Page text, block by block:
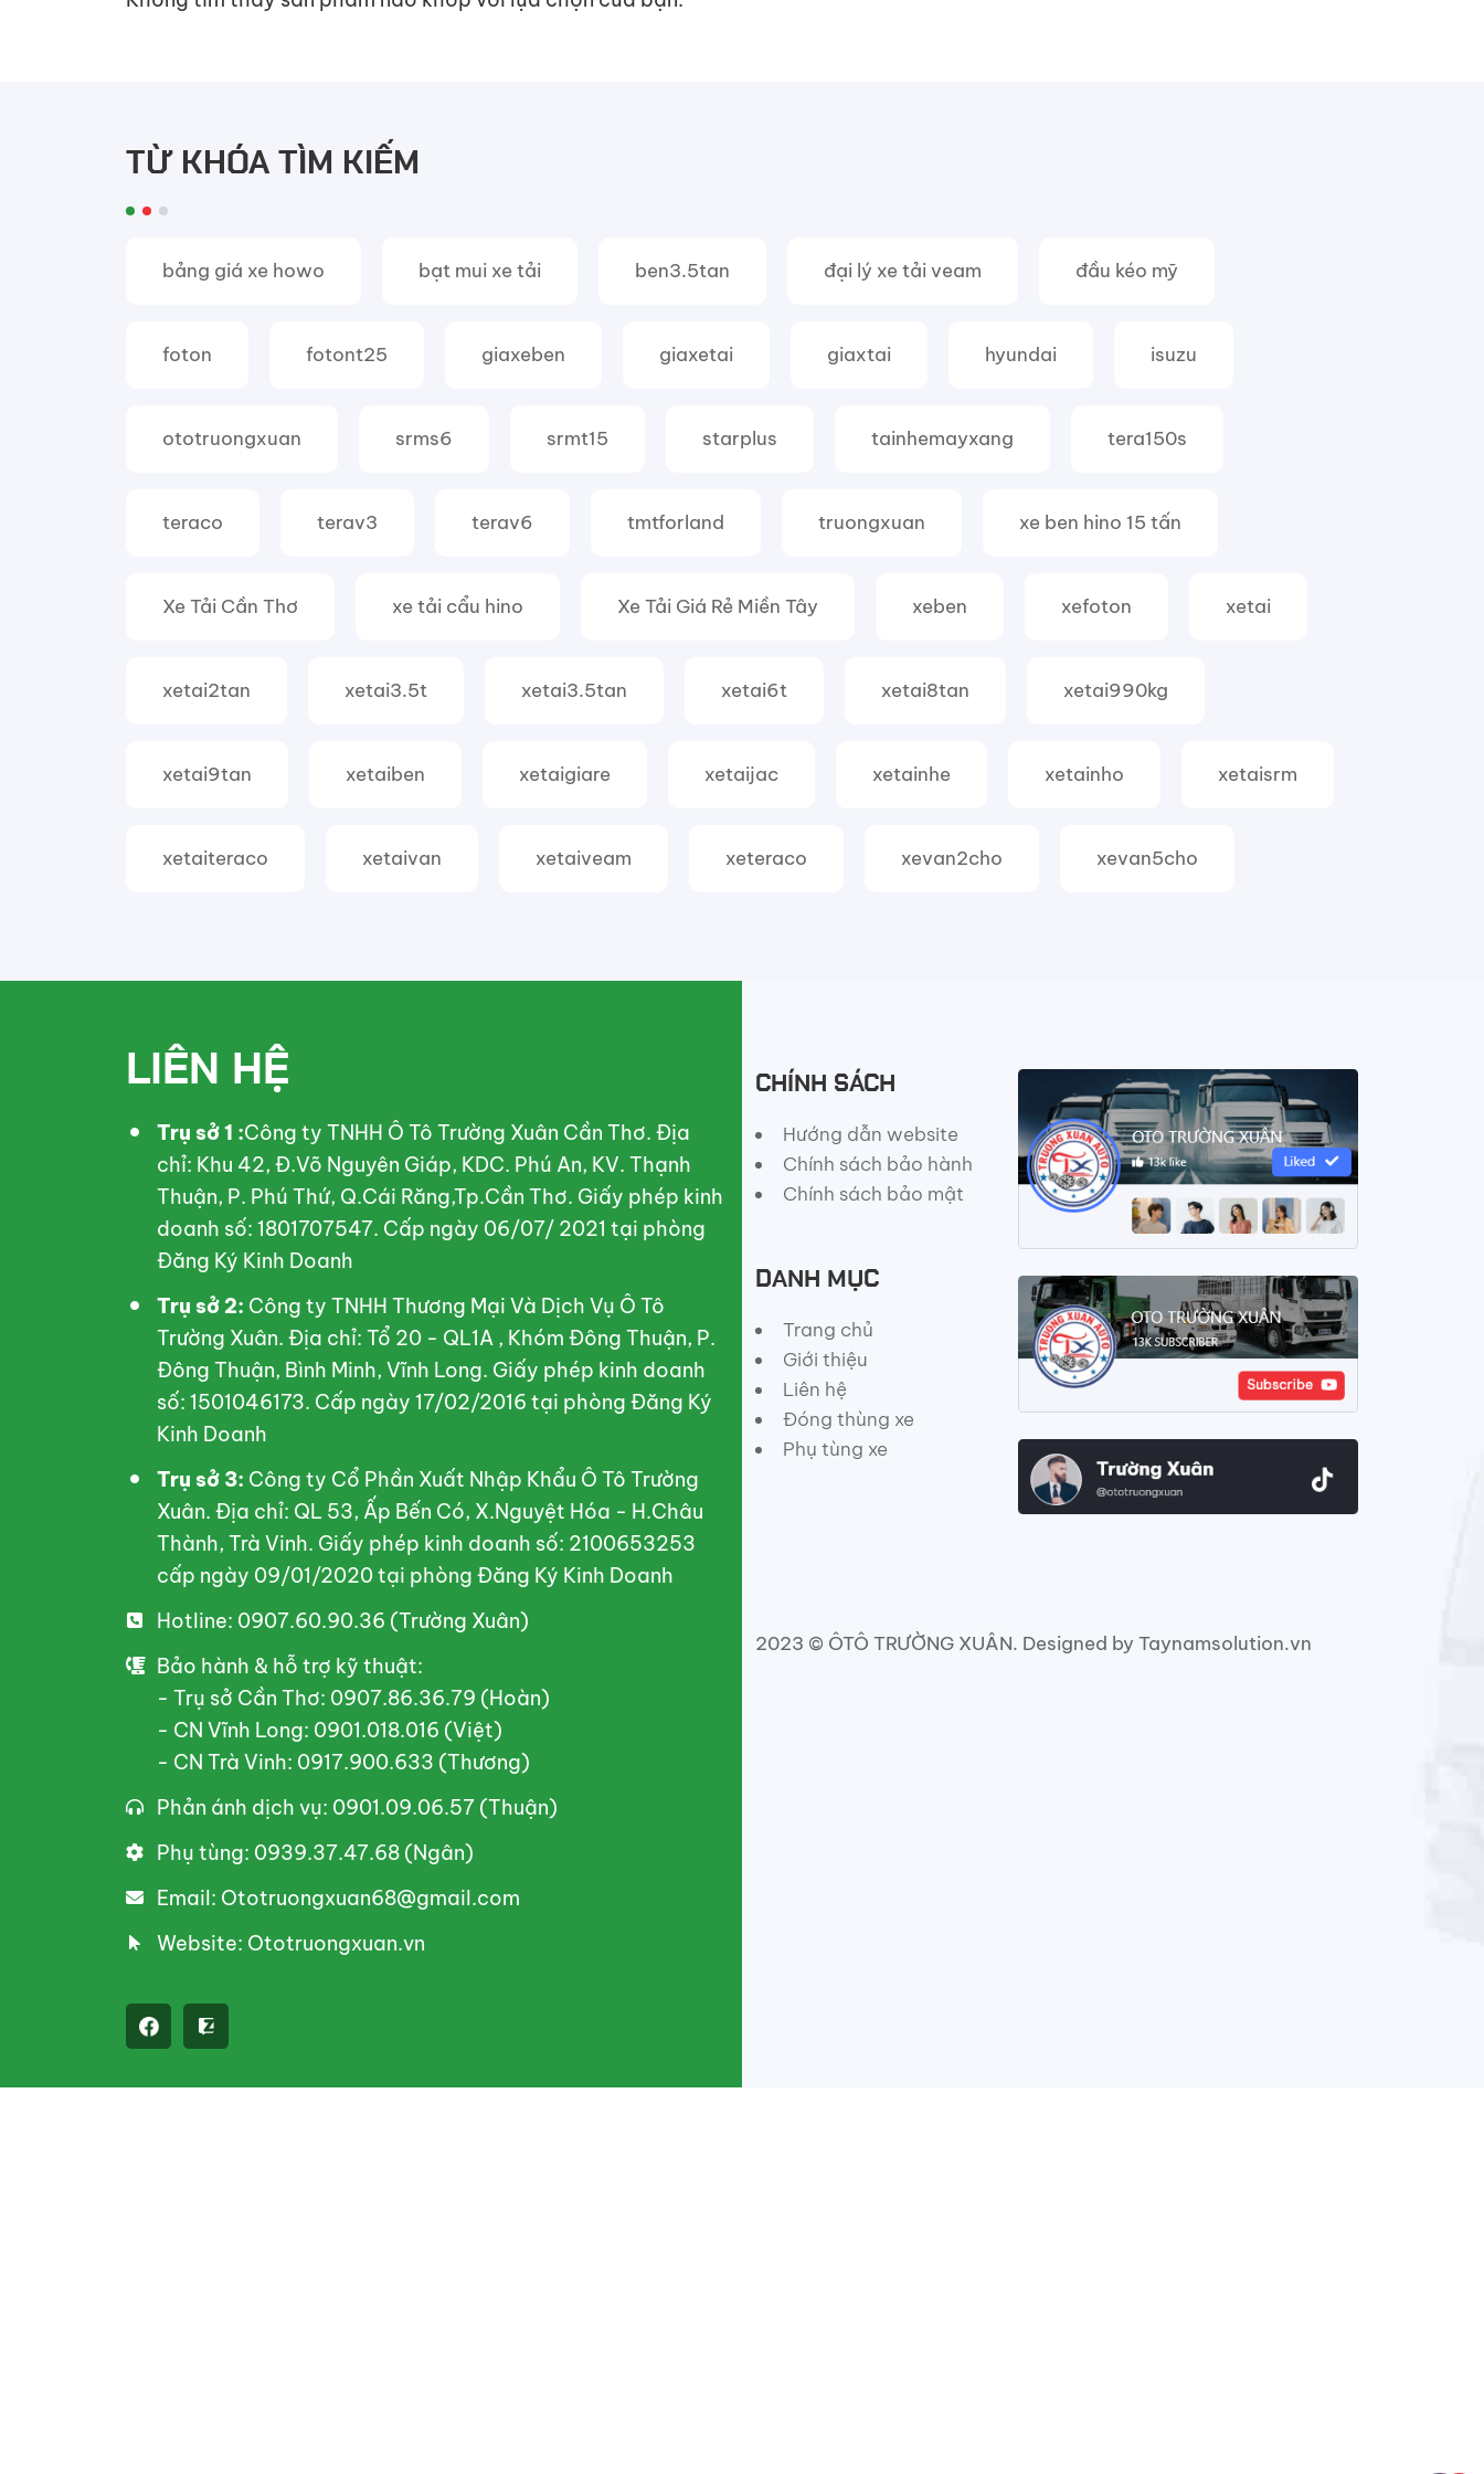
TỪ KHÓA TÌM KIẾM
bảng giá xe howo bạt mui xe tải ben3.5tan đại lý xe tải veam đầu kéo mỹ
foton fotont25 giaxeben giaxetai giaxtai hyundai isuzu
ototruongxuan srms6 srmt15 starplus tainhemayxang tera150s
teraco terav3 terav6 tmtforland truongxuan xe ben hino 15 tấn
Xe Tải Cần Thơ xe tải cẩu hino Xe Tải Giá Rẻ Miền Tây xeben xefoton xetai
xetai2tan xetai3.5t xetai3.5tan xetai6t xetai8tan xetai990kg
xetai9tan xetaiben xetaigiare xetaijac xetainhe xetainho xetaisrm
xetaiteraco xetaivan xetaiveam xeteraco xevan2cho xevan5cho
LIÊN HỆ
Trụ sở 1 :Công ty TNHH Ô Tô Trường Xuân Cần Thơ. Địa
chỉ: Khu 42, Đ.Võ Nguyên Giáp, KDC. Phú An, KV. Thạnh
Thuận, P. Phú Thứ, Q.Cái Răng,Tp.Cần Thơ. Giấy phép kinh
doanh số: 1801707547. Cấp ngày 06/07/ 2021 tại phòng
Đăng Ký Kinh Doanh
Trụ sở 2: Công ty TNHH Thương Mại Và Dịch Vụ Ô Tô
Trường Xuân. Địa chỉ: Tổ 20 - QL1A , Khóm Đông Thuận, P.
Đông Thuận, Bình Minh, Vĩnh Long. Giấy phép kinh doanh
số: 1501046173. Cấp ngày 17/02/2016 tại phòng Đăng Ký
Kinh Doanh
Trụ sở 3: Công ty Cổ Phần Xuất Nhập Khẩu Ô Tô Trường
Xuân. Địa chỉ: QL 53, Ấp Bến Có, X.Nguyệt Hóa - H.Châu
Thành, Trà Vinh. Giấy phép kinh doanh số: 2100653253
cấp ngày 09/01/2020 tại phòng Đăng Ký Kinh Doanh
Hotline: 0907.60.90.36 (Trường Xuân)
Bảo hành & hỗ trợ kỹ thuật:
- Trụ sở Cần Thơ: 0907.86.36.79 (Hoàn)
- CN Vĩnh Long: 0901.018.016 (Việt)
- CN Trà Vinh: 0917.900.633 (Thương)
Phản ánh dịch vụ: 0901.09.06.57 (Thuận)
Phụ tùng: 0939.37.47.68 (Ngân)
Email: Ototruongxuan68@gmail.com
Website: Ototruongxuan.vn
CHÍNH SÁCH
Hướng dẫn website
Chính sách bảo hành
Chính sách bảo mật
DANH MỤC
Trang chủ
Giới thiệu
Liên hệ
Đóng thùng xe
Phụ tùng xe
2023 © ÔTÔ TRƯỜNG XUÂN. Designed by Taynamsolution.vn